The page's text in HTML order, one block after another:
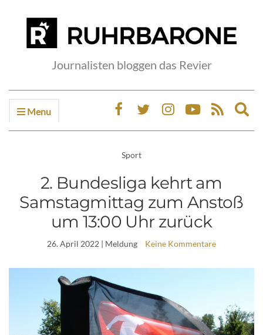
Journalisten bloggen das Revier
Menu
Sport
2. Bundesliga kehrt am
Samstagmittag zum Anstoß
um 13:00 Uhr zurück
26. April 2022 | Meldung Keine Kommentare